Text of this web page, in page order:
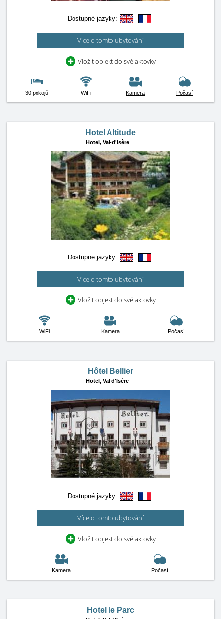
Dostupné jazyky:
Více o tomto ubytování
Vložit objekt do své aktovky
30 pokojů WiFi Kamera Počasí
Hotel Altitude
Hotel, Val-d'Isère
Dostupné jazyky:
Více o tomto ubytování
Vložit objekt do své aktovky
WiFi Kamera Počasí
Hôtel Bellier
Hotel, Val d'Isère
Dostupné jazyky:
Více o tomto ubytování
Vložit objekt do své aktovky
Kamera Počasí
Hotel le Parc